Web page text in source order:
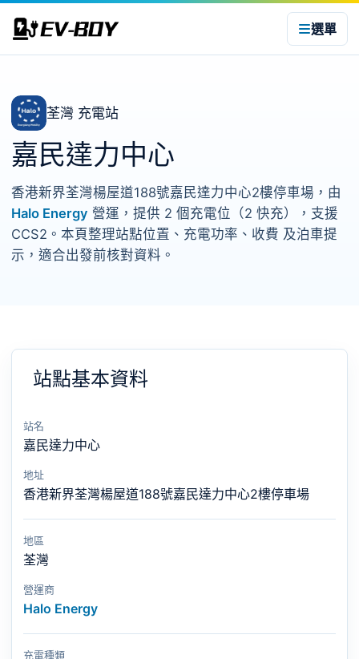
選單
荃灣 充電站
嘉民達力中心
香港新界荃灣楊屋道188號嘉民達力中心2樓停車場，由
Halo Energy 營運，提供 2 個充電位（2 快充），支援
CCS2。本頁整理站點位置、充電功率、收費 及泊車提
示，適合出發前核對資料。
站點基本資料
站名
嘉民達力中心
地址
香港新界荃灣楊屋道188號嘉民達力中心2樓停車場
地區
荃灣
營運商
Halo Energy
充電種類